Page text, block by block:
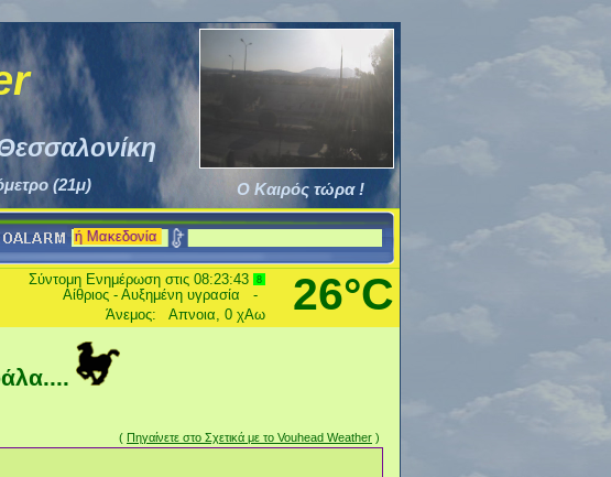
(21μ) Ο Καιρός τώρα !
26°C
Σύντομη Ενημέρωση στις 08:23:43 10
-Δεν υπάρχουν Επικίνδυνες Συνθήκες
Ριπή:Καμμία, 0 χΑω
( Πηγαίνετε στο Σχετικά με το Vouhead Weather )